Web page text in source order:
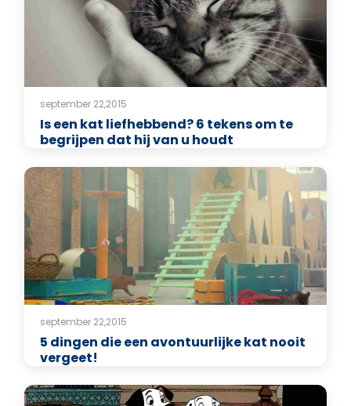
september 22,2015
Is een kat liefhebbend? 6 tekens om te
begrijpen dat hij van u houdt
september 22,2015
5 dingen die een avontuurlijke kat nooit
vergeet!